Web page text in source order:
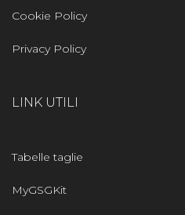
Cookie Policy
Privacy Policy
LINK UTILI
Tabelle taglie
MyGSGKit